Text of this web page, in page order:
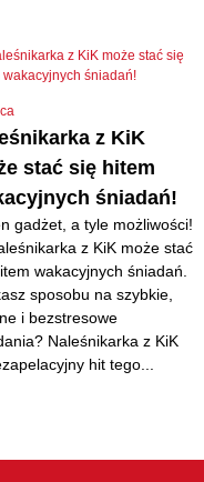
z KiK
stać się hitem
śniadań!
gadżet, a tyle możliwości!
z KiK może stać
wakacyjnych śniadań.
sposobu na szybkie,
i bezstresowe
Naleśnikarka z KiK
hit tego...